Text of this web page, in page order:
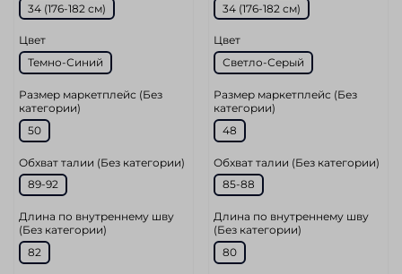
34 (176-182 см)
Цвет
Темно-Синий
Размер маркетплейс (Без
категории)
50
Обхват талии (Без категории)
89-92
Длина по внутреннему шву
(Без категории)
82
34 (176-182 см)
Цвет
Светло-Серый
Размер маркетплейс (Без
категории)
48
Обхват талии (Без категории)
85-88
Длина по внутреннему шву
(Без категории)
80